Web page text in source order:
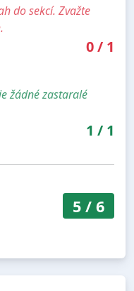
do sekcí. Zvažte
0/ 1
žádné zastaralé
1 / 1
5/ 6